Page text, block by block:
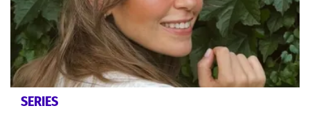
SERIES